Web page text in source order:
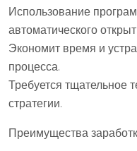
Использование
автоматического
Экономит время и
процесса.
Требуется тщательное
стратегии.
Преимущества